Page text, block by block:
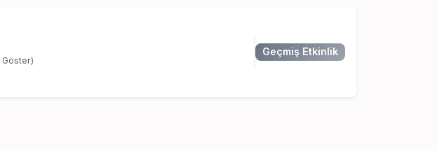
Göster)
Geçmiş Etkinlik